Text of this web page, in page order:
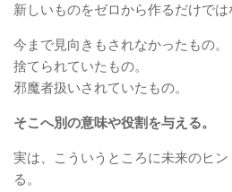
新しいものをゼロから作るだけでは
今まで見向きもされなかったもの。
捨てられていたもの。
邪魔者扱いされていたもの。
そこへ別の意味や役割を与える。
実は、こういうところに未来のヒ
る。